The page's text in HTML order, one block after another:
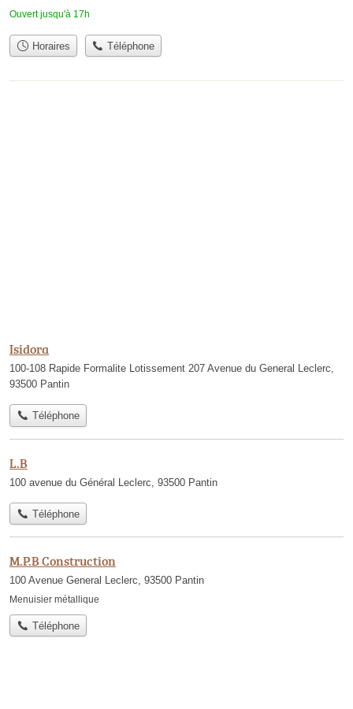
Ouvert jusqu'à 17h
Horaires Téléphone
Isidora
100-108 Rapide Formalite Lotissement 207 Avenue du General Leclerc,
93500 Pantin
Téléphone
L.B
100 avenue du Général Leclerc, 93500 Pantin
Téléphone
M.P.B Construction
100 Avenue General Leclerc, 93500 Pantin
Menuisier métallique
Téléphone